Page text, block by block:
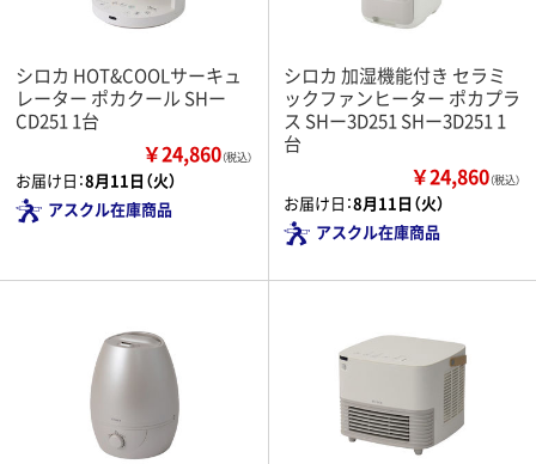
シロカ HOT&COOLサーキュ
レーター ポカクール SHー
CD251 1台
￥24,860（税込）
お届け日：8月11日（火）
アスクル在庫商品
シロカ 加湿機能付き セラミ
ックファンヒーター ポカプラ
ス SHー3D251 SHー3D251 1
台
￥24,860（税込）
お届け日：8月11日（火）
アスクル在庫商品